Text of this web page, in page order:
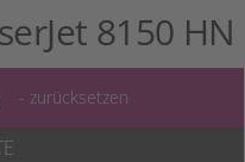
8150 HN
- zurücksetzen